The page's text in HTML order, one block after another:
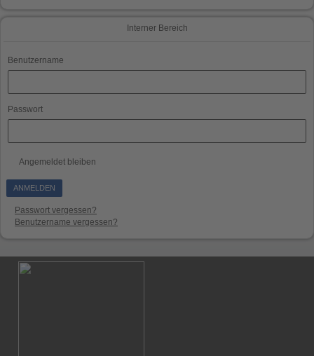
Interner Bereich
Benutzername
Passwort
Angemeldet bleiben
Passwort vergessen?
Benutzername vergessen?